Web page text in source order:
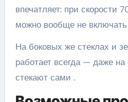
впечатляет: при скорости
можно вообще не включать
На боковых же стеклах и
работает всегда — даже на
стекают сами .